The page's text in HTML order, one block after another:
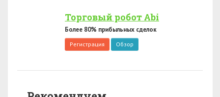
Торговый робот Abi
Более 80% прибыльных сделок
Регистрация Обзор